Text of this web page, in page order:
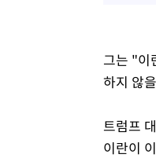
그는 "이
하지 않
트럼프
이란이